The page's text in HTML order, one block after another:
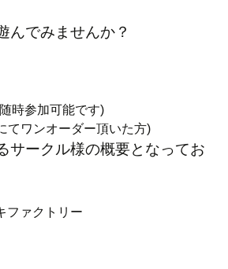
んでみませんか？
時参加可能です)
てワンオーダー頂いた方)
サークル様の概要となってお
ファクトリー